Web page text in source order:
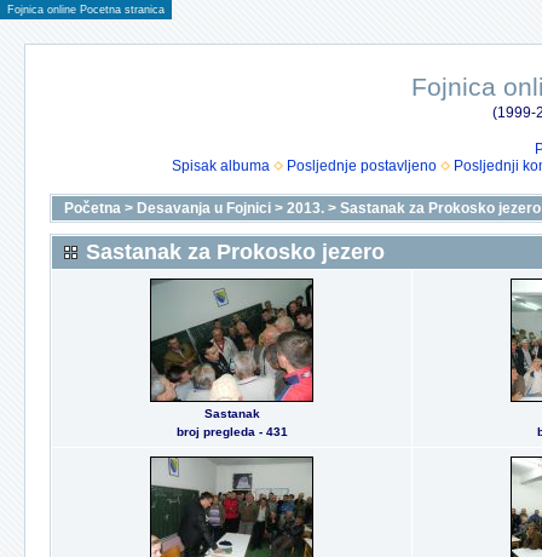
Fojnica online Pocetna stranica
Fojnica
(1999-
Spisak albuma
Posljednje postavljeno Posljednji
Početna > Desavanja u Fojnici > 2013. > Sastanak za Prokosko jezero
Sastanak za Prokosko jezero
Sastanak
broj pregleda - 431